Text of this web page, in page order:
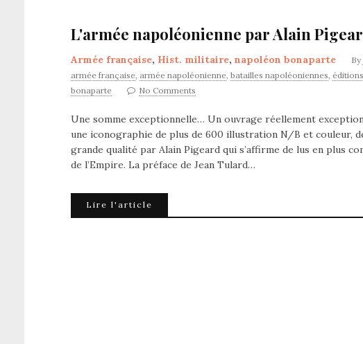
L'armée napoléonienne par Alain
Armée française, Hist. militaire, napoléon bonaparte By
armée française, armée napoléonienne, batailles napoléoniennes,
bonaparte
No Comments
Une somme exceptionnelle… Un ouvrage réellement
une iconographie de plus de 600 illustration N/B et couleur,
grande qualité par Alain Pigeard qui s’affirme de lus en plus
de l’Empire. La préface de Jean Tulard…
Lire l'article